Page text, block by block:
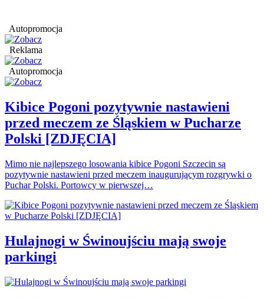
Autopromocja
Reklama
Autopromocja
Kibice Pogoni pozytywnie nastawieni
przed meczem ze Śląskiem w Pucharze
Polski [ZDJĘCIA]
Mimo nie najlepszego losowania kibice Pogoni Szczecin są
pozytywnie nastawieni przed meczem inaugurującym rozgrywki o
Puchar Polski. Portowcy w pierwszej…
Hulajnogi w Świnoujściu mają swoje
parkingi